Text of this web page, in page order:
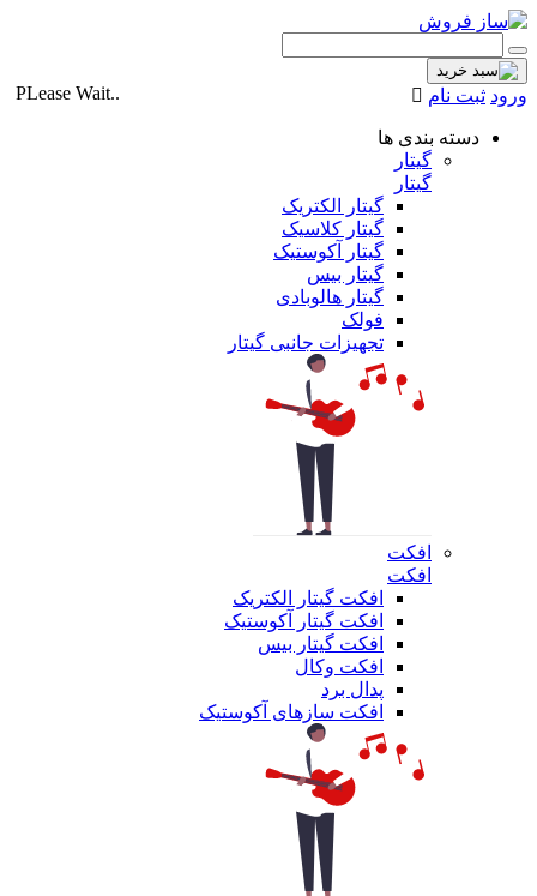
PLease Wait.. ورود ثبت نام
دسته بندی ها
گیتار
گیتار
گیتار الکتریک
گیتار کلاسیک
گیتار آکوستیک
گیتار بیس
گیتار هالوبادی
فولک
تجهیزات جانبی گیتار
افکت
افکت
افکت گیتار الکتریک
افکت گیتار آکوستیک
افکت گیتار بیس
افکت وکال
پدال برد
افکت سازهای آکوستیک